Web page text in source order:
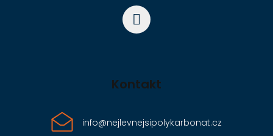
Kontakt
info@nejlevnejsipolykarbonat.cz